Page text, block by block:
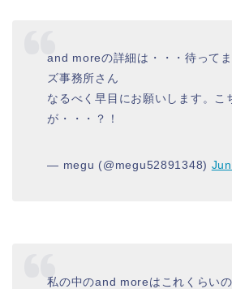
and moreの詳細は・・・待って
ズ事務所さん
なるべく早目にお願いします。こ
が・・・？！
— megu (@megu52891348)
私の中のand moreはこれくらい